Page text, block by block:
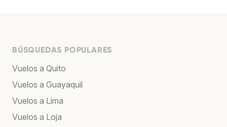
BÚSQUEDAS POPULARES
Vuelos a Quito
Vuelos a Guayaquil
Vuelos a Lima
Vuelos a Loja